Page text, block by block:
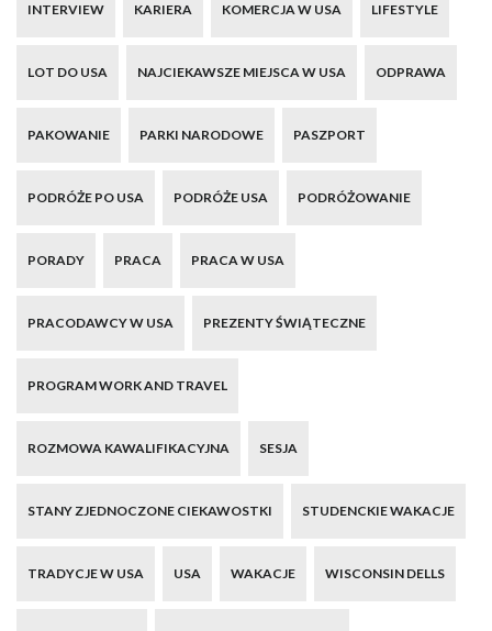
INTERVIEW KARIERA KOMERCJA W USA LIFESTYLE
LOT DO USA NAJCIEKAWSZE MIEJSCA W USA ODPRAWA
PAKOWANIE PARKI NARODOWE PASZPORT
PODRÓŻE PO USA PODRÓŻE USA PODRÓŻOWANIE
PORADY PRACA PRACA W USA
PRACODAWCY W USA PREZENTY ŚWIĄTECZNE
PROGRAM WORK AND TRAVEL
ROZMOWA KAWALIFIKACYJNA SESJA
STANY ZJEDNOCZONE CIEKAWOSTKI STUDENCKIE WAKACJE
TRADYCJE W USA USA WAKACJE WISCONSIN DELLS